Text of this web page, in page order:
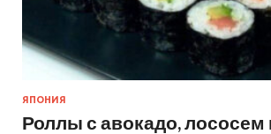
ЯПОНИЯ
Роллы с авокадо, лососем